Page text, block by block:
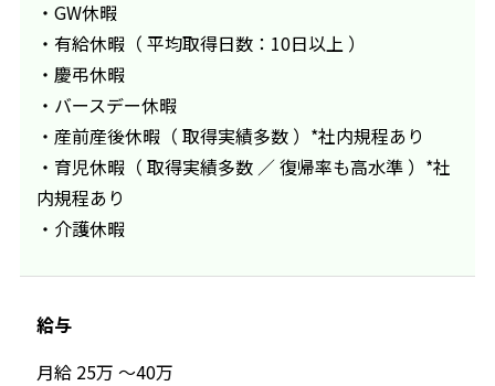
・GW休暇
・有給休暇（ 平均取得日数：10日以上 ）
・慶弔休暇
・バースデー休暇
・産前産後休暇（ 取得実績多数 ）*社内規程あり
・育児休暇（ 取得実績多数 ／ 復帰率も高水準 ）*社
内規程あり
・介護休暇
給与
月給 25万 ～40万